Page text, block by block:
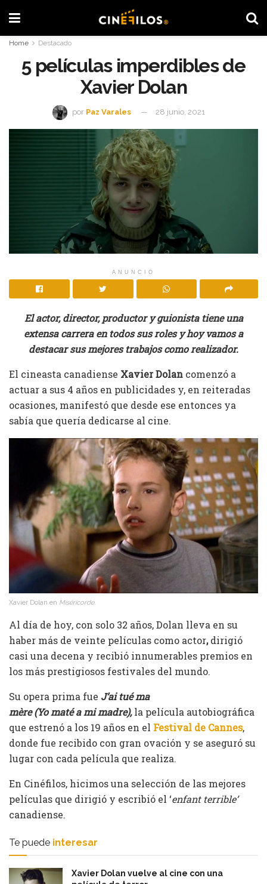
Home Destacado
5 películas imperdibles de
Xavier Dolan
por Paz Varales 28 junio, 2021
ANUNCIO
El actor, director, productor y guionista tiene una
extensa carrera en todos sus roles y hoy vamos a
destacar sus mejores trabajos como realizador.
El cineasta canadiense Xavier Dolan comenzó a
actuar a sus 4 años en publicidades y, en reiteradas
ocasiones, manifestó que desde ese entonces ya
sabía que quería dedicarse al cine.
Xavier Dolan en Miséricorde.
Al día de hoy, con solo 32 años, Dolan lleva en su
haber más de veinte películas como actor,dirigió
casi una decena y recibió innumerables premios en
los más prestigiosos festivales del mundo.
Su opera prima fue J’ai tué ma
mère (Yo maté a mi madre),la película autobiográfica
que estrenó a los 19 años en el Festival de Cannes,
donde fue recibido con gran ovación y se aseguró su
lugar con cada película que realiza.
En Cinéfilos, hicimos una selección de las mejores
películas que dirigió y escribió el ‘enfant terrible’
canadiense.
Te puede interesar
Xavier Dolan vuelve al cine con una